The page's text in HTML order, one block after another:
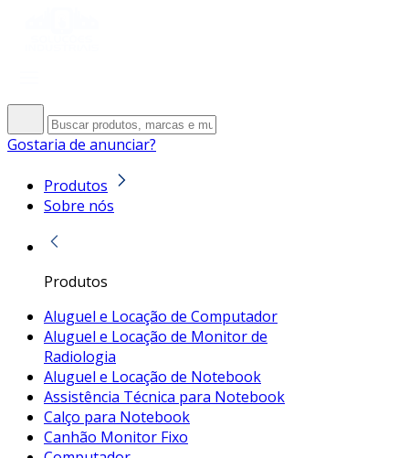
Gostaria de anunciar?
Produtos
Sobre nós
Produtos
Aluguel e Locação de Computador
Aluguel e Locação de Monitor de
Radiologia
Aluguel e Locação de Notebook
Assistência Técnica para Notebook
Calço para Notebook
Canhão Monitor Fixo